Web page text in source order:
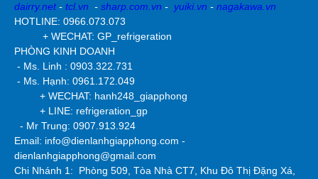
dairry.net- tcl.vn - sharp.com.vn - yuiki.vn - nagakawa.vn
HOTLINE: 0966.073.073
+ WECHAT: GP_refrigeration
PHÒNG KINH DOANH
- Ms. Linh : 0903.322.731
- Ms. Hạnh: 0961.172.049
+ WECHAT: hanh248_giapphong
+ LINE: refrigeration_gp
- Mr Trung: 0907.913.924
Email: info@dienlanhgiapphong.com -
dienlanhgiapphong@gmail.com
Chi Nhánh 1: Phòng 509, Tòa Nhà CT7, Khu Đô Thị Đặng Xá,